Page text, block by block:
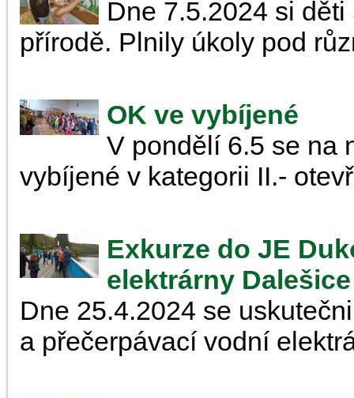
Dne 7.5.2024 si
přírodě. Plnily úkoly pod
OK ve vybíjené
V pondělí 6.5 se na
vybíjené v kategorii II.-
Exkurze do JE
elektrárny
Dne 25.4.2024 se
a přečerpávací vodní